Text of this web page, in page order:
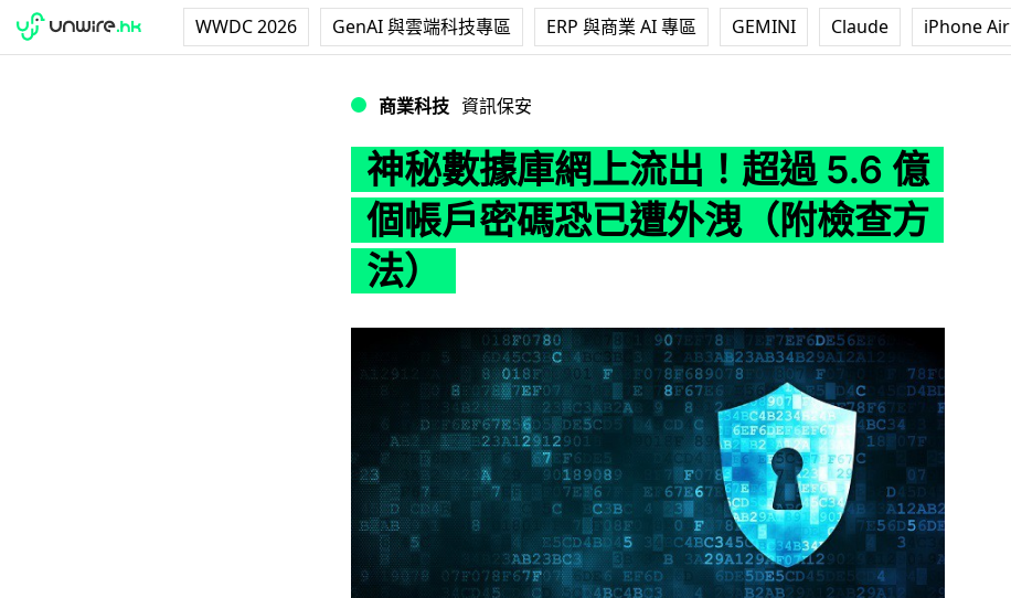
WWDC 2026 GenAI 與雲端科技專區 ERP 與商業 AI 專區 GEMINI Claude iPhone Air
商業科技 資訊保安
神秘數據庫網上流出！超過 5.6 億
個帳戶密碼恐已遭外洩（附檢查方
法）